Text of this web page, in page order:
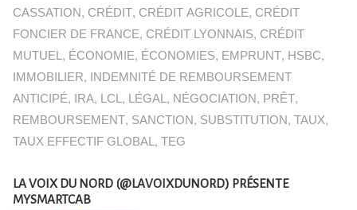
CASSATION, CRÉDIT, CRÉDIT AGRICOLE, CRÉDIT
FONCIER DE FRANCE, CRÉDIT LYONNAIS, CRÉDIT
MUTUEL, ÉCONOMIE, ÉCONOMIES, EMPRUNT, HSBC,
IMMOBILIER, INDEMNITÉ DE REMBOURSEMENT
ANTICIPÉ, IRA, LCL, LÉGAL, NÉGOCIATION, PRÊT,
REMBOURSEMENT, SANCTION, SUBSTITUTION,TAUX,
TAUX EFFECTIF GLOBAL,TEG
LA VOIX DU NORD (@LAVOIXDUNORD) PRÉSENTE
MYSMARTCAB